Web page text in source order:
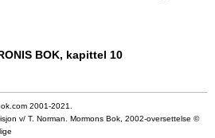
BOK, kapittel 10
2001-2021.
v/ T. Norman. Mormons Bok, 2002-oversettelse ©